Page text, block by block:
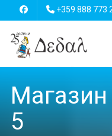
+359 888 773
Магазин
5